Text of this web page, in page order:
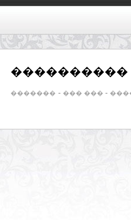
����������
������� - ��� ��� -